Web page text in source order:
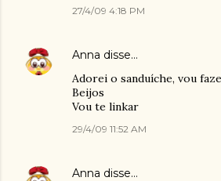
27/4/09 4:18 PM
Anna disse…
Adorei o sanduíche, vou
Beijos
Vou te linkar
29/4/09 11:52 AM
Anna disse…